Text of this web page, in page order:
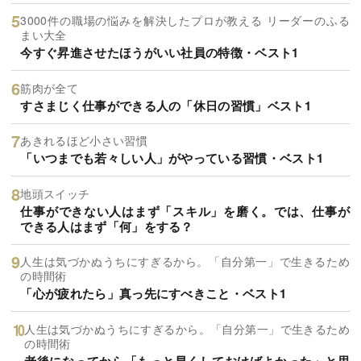
3000件の職場の悩みを解決したプロが教える リーダーのふる
まい大全
今すぐ昇進させたほうがいい社員の特徴・ベスト1
筋肉が全て
すさまじく仕事ができる人の「休日の習慣」ベスト1
あきれるほど小さい習慣
「いつまでも若々しい人」がやっている習慣・ベスト1
地頭スイッチ
仕事ができない人はまず「スキル」を磨く。では、仕事が
できる人はまず「何」をする？
人生は気づかぬうちにすぎるから。「自分第一」で生きるため
の時間術
「心が疲れたら」真っ先にすべきこと・ベスト1
人生は気づかぬうちにすぎるから。「自分第一」で生きるため
の時間術